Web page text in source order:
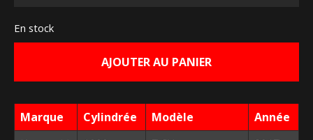
initial
était :
168,30 €.
actuel
est :
80,00 €.
En stock
AJOUTER AU PANIER
Marque Cylindrée Modèle
Année